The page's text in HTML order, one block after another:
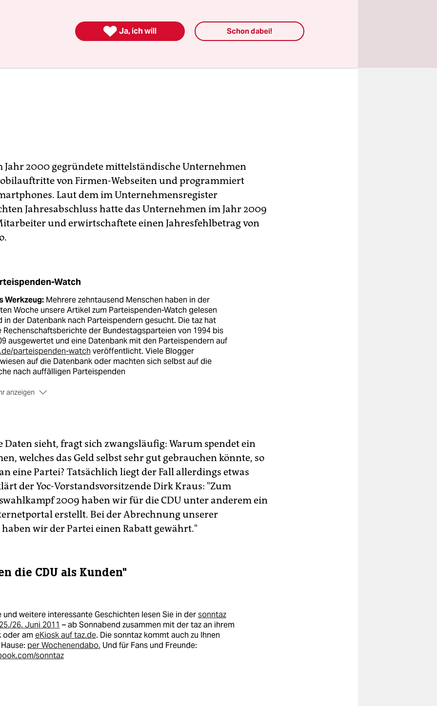
Jahr 2000 gegründete mittelständische Unternehmen
von Firmen-Webseiten und programmiert
Laut dem im Unternehmensregister
Jahresabschluss hatte das Unternehmen im Jahr 2009
und erwirtschaftete einen Jahresfehlbetrag von
Watch
Werkzeug:Mehrere zehntausend Menschen haben in der
Woche unsere Artikel zum Parteispenden-Watch gelesen
in der Datenbank nach Parteispendern gesucht. Die taz hat
Rechenschaftsberichte der Bundestagsparteien von 1994 bis
ausgewertet und eine Datenbank mit den Parteispendern auf
parteispenden-watch veröffentlicht. Viele Blogger
auf die Datenbank oder machten sich selbst auf die
nach auffälligen Parteispenden
anzeigen
Wenn Sie etwas finden, mailen Sie es anopen@taz.deoder
Sie einen Brief an die taz-Chefredaktion.
Daten sieht, fragt sich zwangsläufig: Warum spendet ein
welches das Geld selbst sehr gut gebrauchen könnte, so
eine Partei? Tatsächlich liegt der Fall allerdings etwas
der Yoc-Vorstandsvorsitzende Dirk Kraus: "Zum
2009 haben wir für die CDU unter anderem ein
erstellt. Bei der Abrechnung unserer
wir der Partei einen Rabatt gewährt."
die CDU als Kunden"
und weitere interessante Geschichten lesen Sie in dersonntaz
26. Juni 2011 – ab Sonnabend zusammen mit der taz an ihrem
oder am eKiosk auf taz.de. Die sonntaz kommt auch zu Ihnen
per Wochenendabo. Und für Fans und Freunde:
sonntaz
 Ja, ich will Schon dabei!